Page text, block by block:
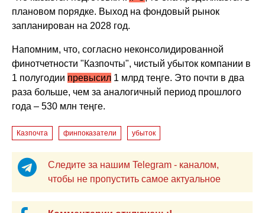
плановом порядке. Выход на фондовый рынок
запланирован на 2028 год.
Напомним, что, согласно неконсолидированной
финотчетности "Казпочты", чистый убыток компании в
1 полугодии превысил 1 млрд теңге. Это почти в два
раза больше, чем за аналогичный период прошлого
года – 530 млн теңге.
Казпочта финпоказатели убыток
Следите за нашим Telegram - каналом,
чтобы не пропустить самое актуальное